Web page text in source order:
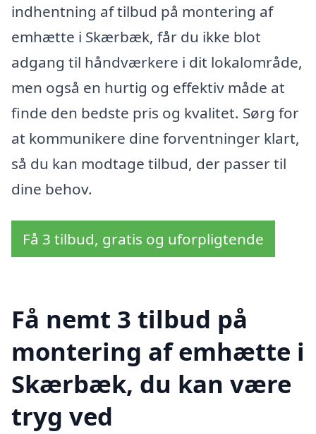
indhentning af tilbud på montering af
emhætte i Skærbæk, får du ikke blot
adgang til håndværkere i dit lokalområde,
men også en hurtig og effektiv måde at
finde den bedste pris og kvalitet. Sørg for
at kommunikere dine forventninger klart,
så du kan modtage tilbud, der passer til
dine behov.
Få 3 tilbud, gratis og uforpligtende
Få nemt 3 tilbud på
montering af emhætte i
Skærbæk, du kan være
tryg ved